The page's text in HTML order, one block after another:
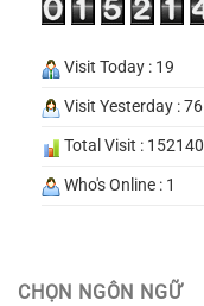
Visit Today : 19
Visit Yesterday : 76
Total Visit : 152140
Who's Online : 1
CHỌN NGÔN NGỮ